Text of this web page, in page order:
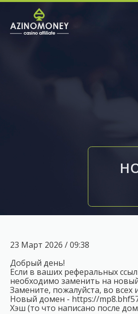
23 Март 2026 / 09:38
Добрый день!
Если в ваших реферальных
необходимо заменить на
Замените, пожалуйста, во всех
Новый домен - https://
Хэш (то что написано после